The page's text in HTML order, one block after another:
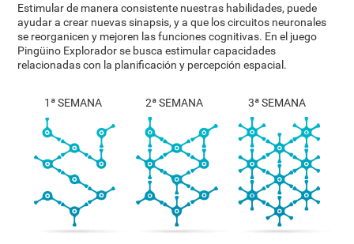
Estimular de manera consistente nuestras habilidades, puede
ayudar a crear nuevas sinapsis, y a que los circuitos neuronales
se reorganicen y mejoren las funciones cognitivas. En el juego
Pingüino Explorador se busca estimular capacidades
relacionadas con la planificación y percepción espacial.
1ª SEMANA 2ª SEMANA 3ª SEMANA